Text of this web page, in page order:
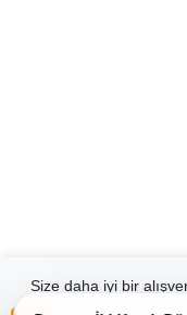
Size daha iyi bir
web sitemizi